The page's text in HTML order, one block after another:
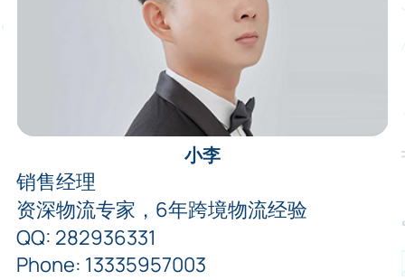
小李
销售经理
资深物流专家，6年跨境物流经验
QQ: 282936331
Phone: 13335957003